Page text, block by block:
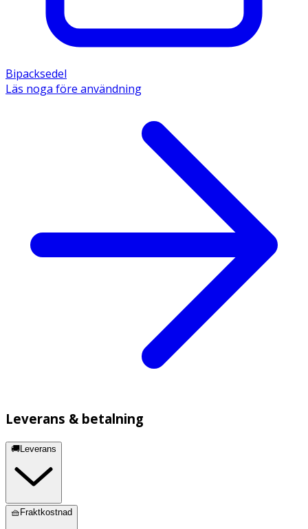
Bipacksedel
Läs noga före användning
Leverans & betalning
🚚Leverans
🧺Fraktkostnad